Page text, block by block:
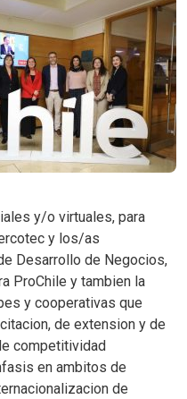
y/o virtuales, para
y los/as
Desarrollo de Negocios,
ProChile y tambien la
y cooperativas que
de extension y de
competitividad
en ambitos de
de